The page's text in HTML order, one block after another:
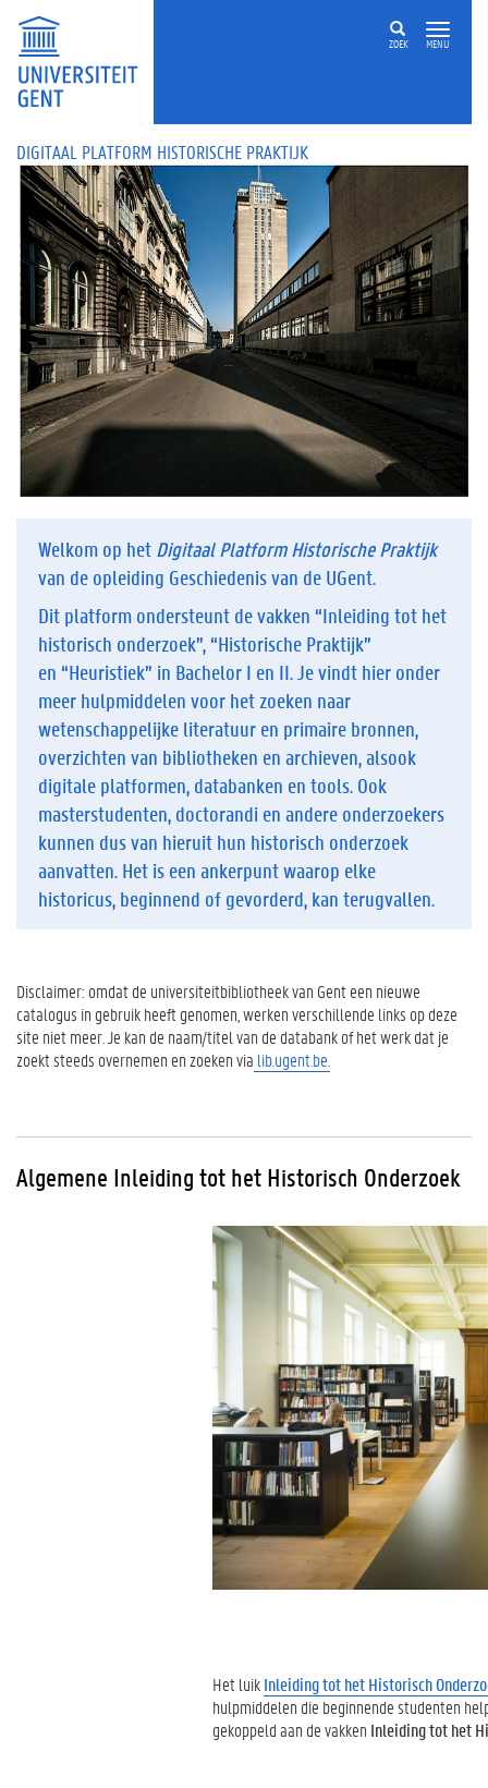
ZOEK MENU
DIGITAAL PLATFORM HISTORISCHE PRAKTIJK
Welkom op het Digitaal Platform Historische Praktijk
van de opleiding Geschiedenis van de UGent.
Dit platform ondersteunt de vakken “Inleiding tot het
historisch onderzoek”, “Historische Praktijk”
en “Heuristiek” in Bachelor I en II. Je vindt hier onder
meer hulpmiddelen voor het zoeken naar
wetenschappelijke literatuur en primaire bronnen,
overzichten van bibliotheken en archieven, alsook
digitale platformen, databanken en tools. Ook
masterstudenten, doctorandi en andere onderzoekers
kunnen dus van hieruit hun historisch onderzoek
aanvatten. Het is een ankerpunt waarop elke
historicus, beginnend of gevorderd, kan terugvallen.
Disclaimer: omdat de universiteitbibliotheek van Gent een nieuwe
catalogus in gebruik heeft genomen, werken verschillende links op deze
site niet meer. Je kan de naam/titel van de databank of het werk dat je
zoekt steeds overnemen en zoeken via lib.ugent.be.
Algemene Inleiding tot het Historisch Onderzoek
Het luikInleiding tot het Historisch
hulpmiddelen die beginnende studenten
gekoppeld aan de vakken Inleiding tot het